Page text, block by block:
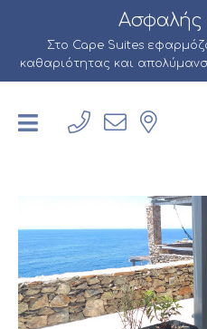
Ασφαλής
Στο Cape Suites
καθαριότητας και